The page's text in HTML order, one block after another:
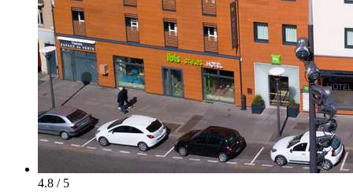
4.8 / 5